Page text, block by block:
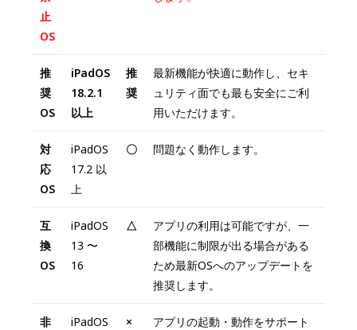
止
OS
推
奨
OS
iPadOS
18.2.1
以上
推
奨
最新機能が快適に動作し、セキ
ュリティ面でも最も安全にご利
用いただけます。
対
応
OS
iPadOS
17.2 以
上
〇 問題なく動作します。
互
換
OS
iPadOS
13 〜
16
△
アプリの利用は可能ですが、一
部機能に制限が出る場合がある
ため最新OSへのアップデートを
推奨します。
非
iPadOS
×
アプリの起動・動作をサポート